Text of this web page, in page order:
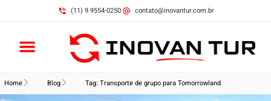
(11) 9 9554-0250 contato@inovantur.com.br
Home Blog Tag: Transporte de grupo para Tomorrowland